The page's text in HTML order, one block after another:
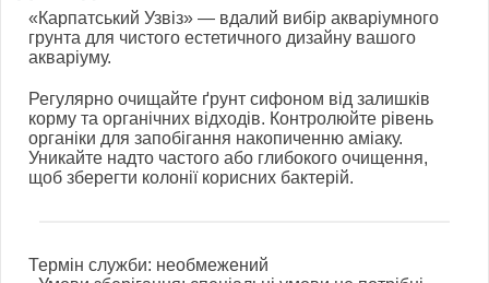
«Карпатський Узвіз» — вдалий вибір акваріумного
грунта для чистого естетичного дизайну вашого
акваріуму.
Регулярно очищайте ґрунт сифоном від залишків
корму та органічних відходів. Контролюйте рівень
органіки для запобігання накопиченню аміаку.
Уникайте надто частого або глибокого очищення,
щоб зберегти колонії корисних бактерій.
Термін служби: необмежений